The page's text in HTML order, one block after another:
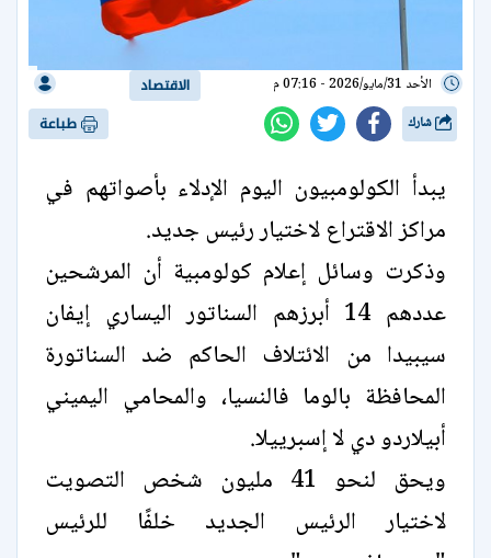
الأحد 31/مايو/2026 - 07:16 م الاقتصاد
طباعة
يبدأ الكولومبيون اليوم الإدلاء بأصواتهم في
مراكز الاقتراع لاختيار رئيس جديد.
وذكرت وسائل إعلام كولومبية أن المرشحين
عددهم 14 أبرزهم السناتور اليساري إيفان
سيبيدا من الائتلاف الحاكم ضد السناتورة
المحافظة بالوما فالنسيا، والمحامي اليميني
أبيلاردو دي لا إسبرييلا.
ويحق لنحو 41 مليون شخص التصويت
لاختيار الرئيس الجديد خلفًا للرئيس